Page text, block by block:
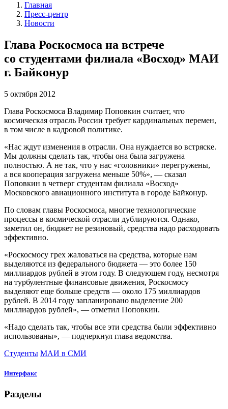
Главная
Пресс-центр
Новости
Глава Роскосмоса на встрече
со студентами филиала «Восход» МАИ
г. Байконур
5 октября 2012
Глава Роскосмоса Владимир Поповкин считает, что
космическая отрасль России требует кардинальных перемен,
в том числе в кадровой политике.
«Нас ждут изменения в отрасли. Она нуждается во встряске.
Мы должны сделать так, чтобы она была загружена
полностью. А не так, что у нас «головники» перегружены,
а вся кооперация загружена меньше 50%», — сказал
Поповкин в четверг студентам филиала «Восход»
Московского авиационного института в городе Байконур.
По словам главы Роскосмоса, многие технологические
процессы в космической отрасли дублируются. Однако,
заметил он, бюджет не резиновый, средства надо расходовать
эффективно.
«Роскосмосу грех жаловаться на средства, которые нам
выделяются из федерального бюджета — это более 150
миллиардов рублей в этом году. В следующем году, несмотря
на турбулентные финансовые движения, Роскосмосу
выделяют еще больше средств — около 175 миллиардов
рублей. В 2014 году запланировано выделение 200
миллиардов рублей», — отметил Поповкин.
«Надо сделать так, чтобы все эти средства были эффективно
использованы», — подчеркнул глава ведомства.
Студенты МАИ в СМИ
Интерфакс
Разделы